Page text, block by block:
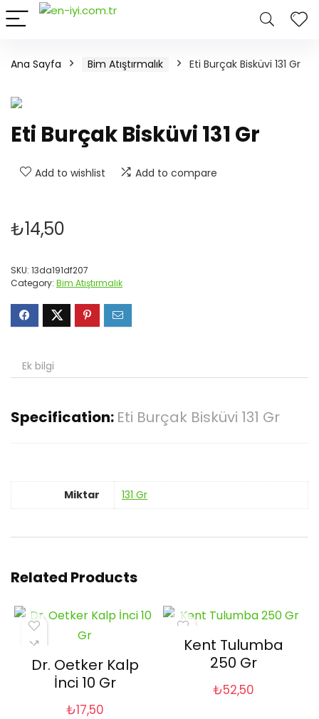
Ana Sayfa Bim Atıştırmalık Eti Burçak Bisküvi 131 Gr
Eti Burçak Bisküvi 131 Gr
Add to wishlist Add to compare
₺14,50
SKU: 13da191df207
Category: Bim Atıştırmalık
Ek bilgi
Specification: Eti Burçak Bisküvi 131 Gr
Miktar 131 Gr
Related Products
Dr. Oetker Kalp
İnci 10 Gr
₺17,50
Kent Tulumba
250 Gr
₺52,50